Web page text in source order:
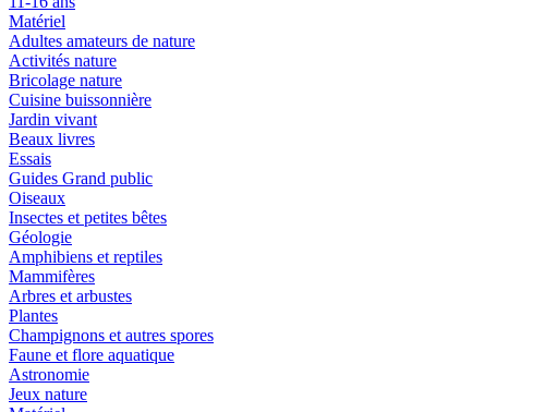
Matériel
Adultes amateurs de nature
Activités nature
Bricolage nature
Cuisine buissonnière
Jardin vivant
Beaux livres
Essais
Guides Grand public
Oiseaux
Insectes et petites bêtes
Géologie
Amphibiens et reptiles
Mammifères
Arbres et arbustes
Plantes
Champignons et autres spores
Faune et flore aquatique
Astronomie
Jeux nature